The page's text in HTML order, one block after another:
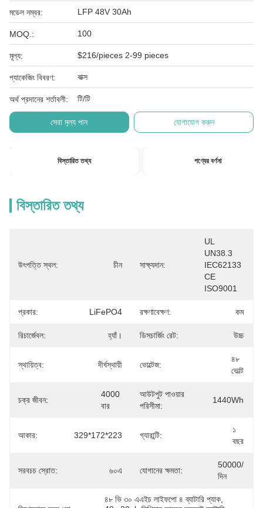
মডেল নম্বর: LFP 48V 30Ah
MOQ.: 100
মূল্য: $216/pieces 2-99 pieces
প্যাকেজিং বিবরণ: বাক্স
অর্থ প্রদানের শর্তাবলী: টি/টি
সেরা মূল্য পান যোগাযোগ করুন
বিস্তারিত তথ্য পণ্যের বর্ণনা
বিস্তারিত তথ্য
উৎপত্তি স্থল: চীন সাক্ষ্যদান:
UL
UN38.3
IEC62133
CE
ISO9001
প্রকার: LiFePO4 রক্ষণাবেক্ষণ: কম
রিচার্জেবল: হ্যাঁ। ডিসচার্জিং রেট: উচ্চ
স্থায়িত্ব: দীর্ঘস্থায়ী ভোল্টেজ:
৪৮
ভোল্ট
চক্র জীবন:
4000
বার
আউটপুট পাওয়ার
পরিসীমা:
1440Wh
আকার: 329*172*223 গ্যারান্টি:
১
বছর
সরবচচ স্রোত: ৬০এ যোগানের ক্ষমতা:
50000/
দিন
৪৮ ভি ৩০ এএইচ লাইফপো ৪ ব্যাটারি প্যাক